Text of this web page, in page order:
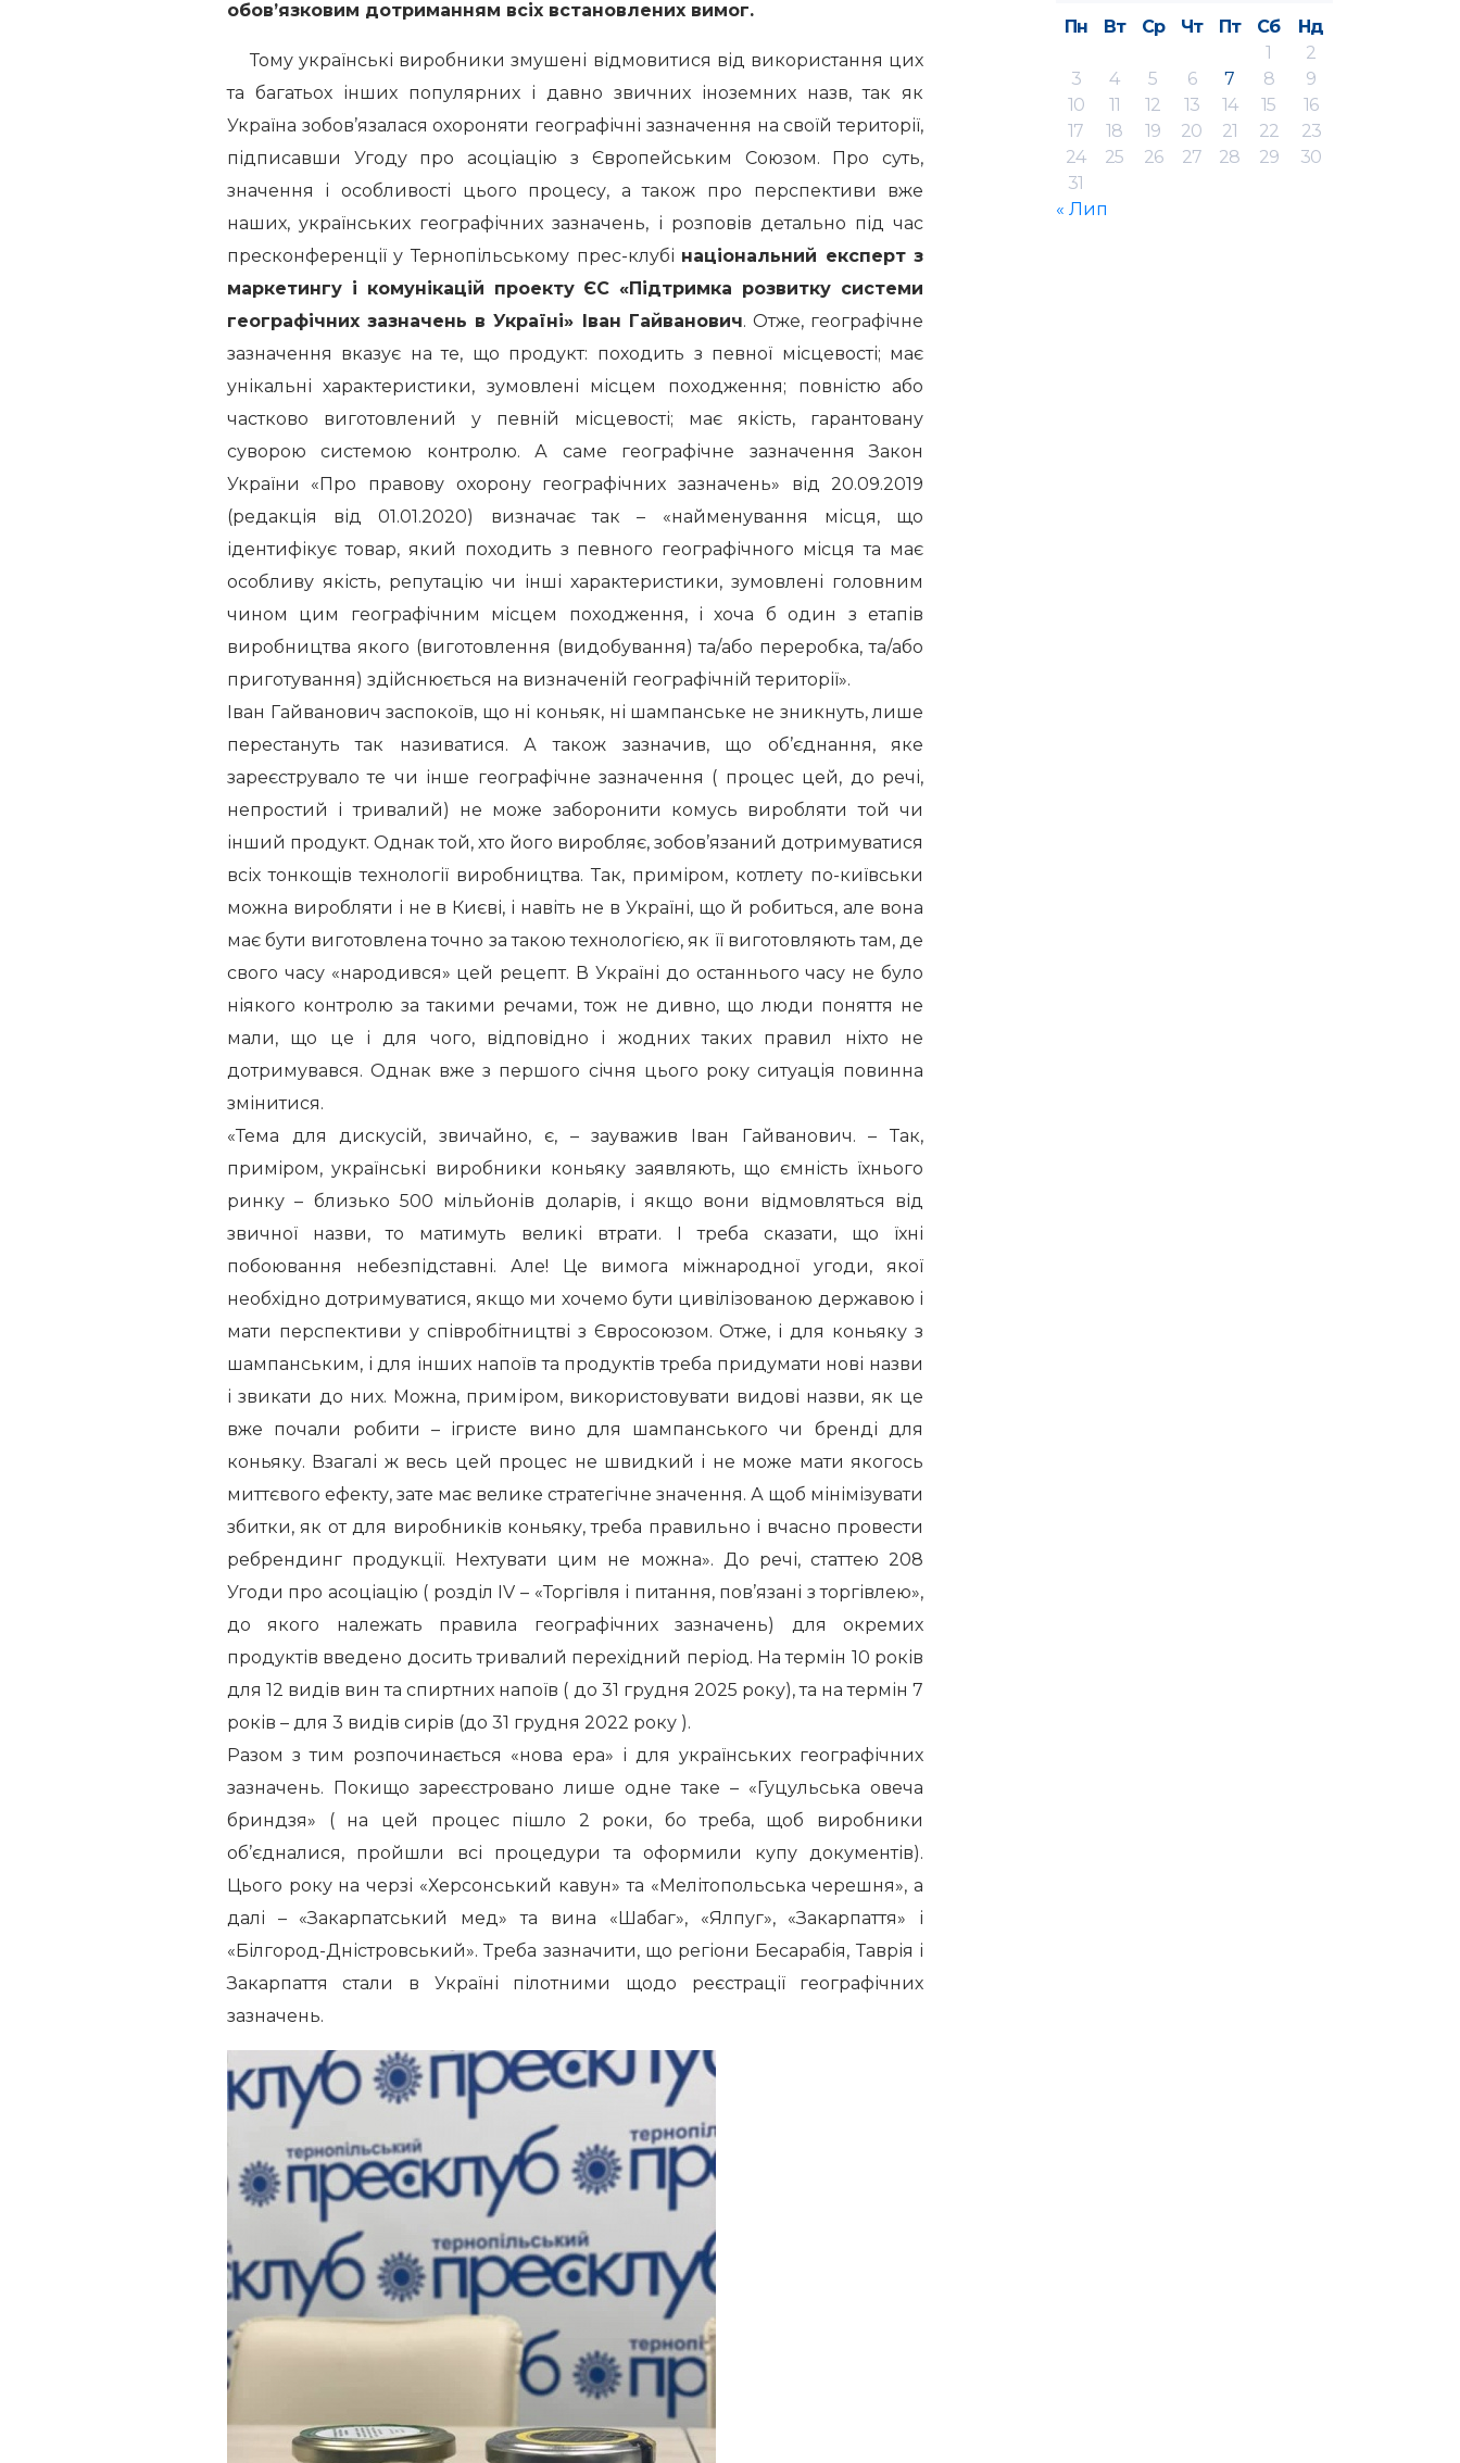
обов’язковим дотриманням всіх встановлених вимог.
Тому українські виробники змушені відмовитися від використання цих
та багатьох інших популярних і давно звичних іноземних назв, так як
Україна зобов’язалася охороняти географічні зазначення на своїй території,
підписавши Угоду про асоціацію з Європейським Союзом. Про суть,
значення і особливості цього процесу, а також про перспективи вже
наших, українських географічних зазначень, і розповів детально під час
пресконференції у Тернопільському прес-клубі національний експерт з
маркетингу і комунікацій проекту ЄС «Підтримка розвитку системи
географічних зазначень в Україні» Іван Гайванович. Отже, географічне
зазначення вказує на те, що продукт: походить з певної місцевості; має
унікальні характеристики, зумовлені місцем походження; повністю або
частково виготовлений у певній місцевості; має якість, гарантовану
суворою системою контролю. А саме географічне зазначення Закон
України «Про правову охорону географічних зазначень» від 20.09.2019
(редакція від 01.01.2020) визначає так – «найменування місця, що
ідентифікує товар, який походить з певного географічного місця та має
особливу якість, репутацію чи інші характеристики, зумовлені головним
чином цим географічним місцем походження, і хоча б один з етапів
виробництва якого (виготовлення (видобування) та/або переробка, та/або
приготування) здійснюється на визначеній географічній території».
Іван Гайванович заспокоїв, що ні коньяк, ні шампанське не зникнуть, лише
перестануть так називатися. А також зазначив, що об’єднання, яке
зареєструвало те чи інше географічне зазначення ( процес цей, до речі,
непростий і тривалий) не може заборонити комусь виробляти той чи
інший продукт. Однак той, хто його виробляє, зобов’язаний дотримуватися
всіх тонкощів технології виробництва. Так, приміром, котлету по-київськи
можна виробляти і не в Києві, і навіть не в Україні, що й робиться, але вона
має бути виготовлена точно за такою технологією, як її виготовляють там, де
свого часу «народився» цей рецепт. В Україні до останнього часу не було
ніякого контролю за такими речами, тож не дивно, що люди поняття не
мали, що це і для чого, відповідно і жодних таких правил ніхто не
дотримувався. Однак вже з першого січня цього року ситуація повинна
змінитися.
«Тема для дискусій, звичайно, є, – зауважив Іван Гайванович. – Так,
приміром, українські виробники коньяку заявляють, що ємність їхнього
ринку – близько 500 мільйонів доларів, і якщо вони відмовляться від
звичної назви, то матимуть великі втрати. І треба сказати, що їхні
побоювання небезпідставні. Але! Це вимога міжнародної угоди, якої
необхідно дотримуватися, якщо ми хочемо бути цивілізованою державою і
мати перспективи у співробітництві з Євросоюзом. Отже, і для коньяку з
шампанським, і для інших напоїв та продуктів треба придумати нові назви
і звикати до них. Можна, приміром, використовувати видові назви, як це
вже почали робити – ігристе вино для шампанського чи бренді для
коньяку. Взагалі ж весь цей процес не швидкий і не може мати якогось
миттєвого ефекту, зате має велике стратегічне значення. А щоб мінімізувати
збитки, як от для виробників коньяку, треба правильно і вчасно провести
ребрендинг продукції. Нехтувати цим не можна». До речі, статтею 208
Угоди про асоціацію ( розділ IV – «Торгівля і питання, пов’язані з торгівлею»,
до якого належать правила географічних зазначень) для окремих
продуктів введено досить тривалий перехідний період. На термін 10 років
для 12 видів вин та спиртних напоїв ( до 31 грудня 2025 року), та на термін 7
років – для 3 видів сирів (до 31 грудня 2022 року ).
Разом з тим розпочинається «нова ера» і для українських географічних
зазначень. Покищо зареєстровано лише одне таке – «Гуцульська овеча
бриндзя» ( на цей процес пішло 2 роки, бо треба, щоб виробники
об’єдналися, пройшли всі процедури та оформили купу документів).
Цього року на черзі «Херсонський кавун» та «Мелітопольська черешня», а
далі – «Закарпатський мед» та вина «Шабаг», «Ялпуг», «Закарпаття» і
«Білгород-Дністровський». Треба зазначити, що регіони Бесарабія, Таврія і
Закарпаття стали в Україні пілотними щодо реєстрації географічних
зазначень.
Пн
Вт Ср Чт Пт Сб
Нд
1
2
3
4 5 6 7 8
9
10
11 12 13 14 15
16
17
18 19 20 21 22
23
24
25 26 27 28 29
30
31
« Лип